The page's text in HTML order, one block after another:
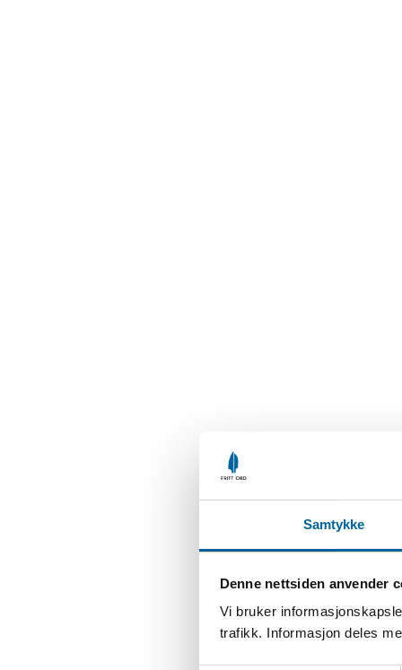
Samtykke
Denne nettsiden anvender
Vi bruker
trafikk. Informasjon deles